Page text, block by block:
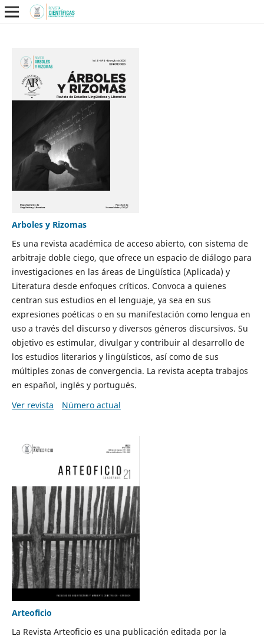
Arboles y Rizomas
Es una revista académica de acceso abierto, con sistema de
arbitraje doble ciego, que ofrece un espacio de diálogo para
investigaciones en las áreas de Lingüística (Aplicada) y
Literatura desde enfoques críticos. Convoca a quienes
centran sus estudios en el lenguaje, ya sea en sus
expresiones poéticas o en su manifestación como lengua en
uso a través del discurso y diversos géneros discursivos. Su
objetivo es estimular, divulgar y contribuir al desarrollo de
los estudios literarios y lingüísticos, así como de sus
múltiples zonas de convergencia. La revista acepta trabajos
en español, inglés y portugués.
Ver revista
Número actual
Arteoficio
La Revista Arteoficio es una publicación editada por la